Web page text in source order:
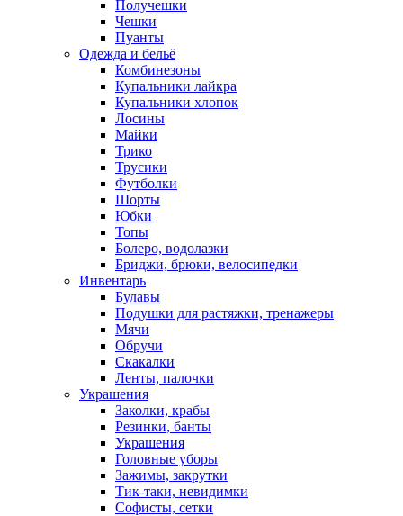
Получешки
Чешки
Пуанты
Одежда и бельё
Комбинезоны
Купальники лайкра
Купальники хлопок
Лосины
Майки
Трико
Трусики
Футболки
Шорты
Юбки
Топы
Болеро, водолазки
Бриджи, брюки, велосипедки
Инвентарь
Булавы
Подушки для растяжки, тренажеры
Мячи
Обручи
Скакалки
Ленты, палочки
Украшения
Заколки, крабы
Резинки, банты
Украшения
Головные уборы
Зажимы, закрутки
Тик-таки, невидимки
Софисты, сетки